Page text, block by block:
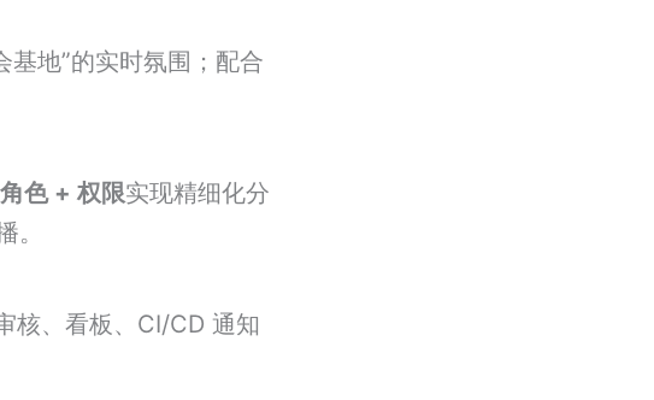
地”的实时氛围；配合
角色 + 权限实现精细化分
。
核、看板、CI/CD 通知